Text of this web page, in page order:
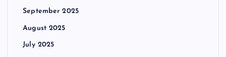
September 2025
August 2025
July 2025